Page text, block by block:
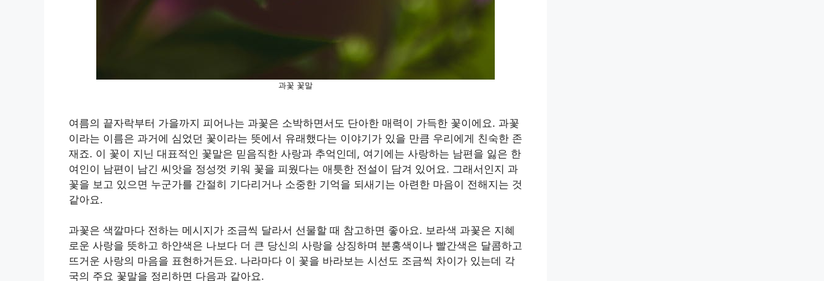
과꽃 꽃말
여름의 끝자락부터 가을까지 피어나는 과꽃은 소박하면서도 단아한 매력이 가득한 꽃이에요. 과꽃
이라는 이름은 과거에 심었던 꽃이라는 뜻에서 유래했다는 이야기가 있을 만큼 우리에게 친숙한 존
재죠. 이 꽃이 지닌 대표적인 꽃말은 믿음직한 사랑과 추억인데, 여기에는 사랑하는 남편을 잃은 한
여인이 남편이 남긴 씨앗을 정성껏 키워 꽃을 피웠다는 애틋한 전설이 담겨 있어요. 그래서인지 과
꽃을 보고 있으면 누군가를 간절히 기다리거나 소중한 기억을 되새기는 아련한 마음이 전해지는 것
같아요.
과꽃은 색깔마다 전하는 메시지가 조금씩 달라서 선물할 때 참고하면 좋아요. 보라색 과꽃은 지혜
로운 사랑을 뜻하고 하얀색은 나보다 더 큰 당신의 사랑을 상징하며 분홍색이나 빨간색은 달콤하고
뜨거운 사랑의 마음을 표현하거든요. 나라마다 이 꽃을 바라보는 시선도 조금씩 차이가 있는데 각
국의 주요 꽃말을 정리하면 다음과 같아요.